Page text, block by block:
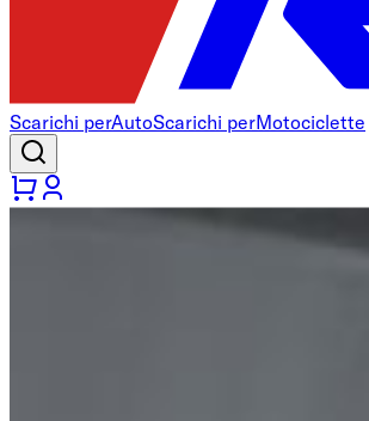
Scarichi perAutoScarichi perMotociclette